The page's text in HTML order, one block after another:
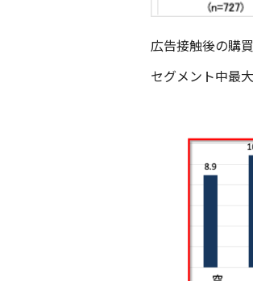
広告接触後の購
セグメント中最